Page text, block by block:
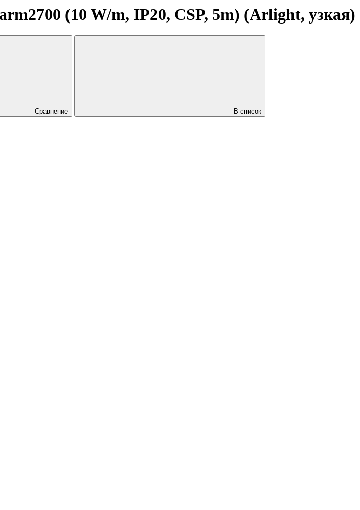
(10 W/m, IP20, CSP, 5m) (Arlight, узкая)
Сравнение
В список